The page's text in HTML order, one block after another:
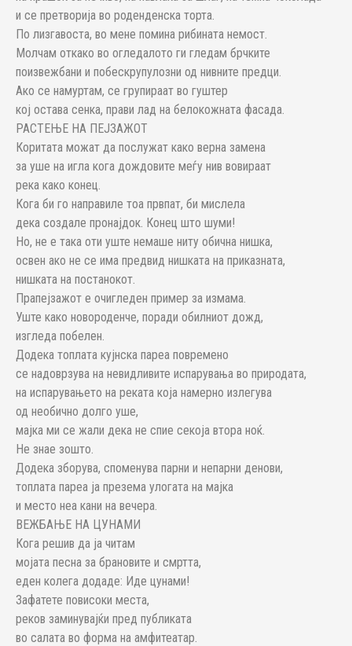
и се претворија во роденденска торта.
По лизгавоста, во мене помина рибината немост.
Молчам откако во огледалото ги гледам брчките
поизвежбани и побескрупулозни од нивните предци.
Ако се намуртам, се групираат во гуштер
кој остава сенка, прави лад на белокожната фасада.
РАСТЕЊЕ НА ПЕЈЗАЖОТ
Коритата можат да послужат како верна замена
за уше на игла кога дождовите меѓу нив вовираат
река како конец.
Кога би го направиле тоа првпат, би мислела
дека создале пронајдок. Конец што шуми!
Но, не е така оти уште немаше ниту обична нишка,
освен ако не се има предвид нишката на приказната,
нишката на постанокот.
Прапејзажот е очигледен пример за измама.
Уште како новороденче, поради обилниот дожд,
изгледа побелен.
Додека топлата кујнска пареа повремено
се надоврзува на невидливите испарувања во природата,
на испарувањето на реката која намерно излегува
од необично долго уше,
мајка ми се жали дека не спие секоја втора ноќ.
Не знае зошто.
Додека зборува, споменува парни и непарни денови,
топлата пареа ја презема улогата на мајка
и место неа кани на вечера.
ВЕЖБАЊЕ НА ЦУНАМИ
Кога решив да ја читам
мојата песна за брановите и смртта,
еден колега додаде: Иде цунами!
Зафатете повисоки места,
реков заминувајќи пред публиката
во салата во форма на амфитеатар.